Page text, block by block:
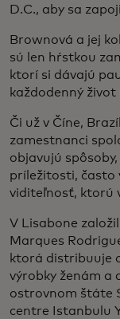
D.C., aby sa
Brownová a jej
sú len hŕstkou
ktorí si dávajú
každodenný život
Či už v Číne,
zamestnanci
objavujú
príležitosti, často
viditeľnosť, ktorú
V Lisabone
Marques
ktorá distribuuje
výrobky ženám a
ostrovnom štáte
centre Istanbulu